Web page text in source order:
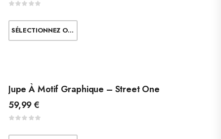
SÉLECTIONNEZ OPTIONS
Jupe À Motif Graphique – Street One
59,99€